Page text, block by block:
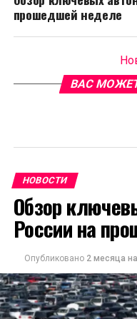
прошедшей неделе
ВАС
НОВОСТИ
Обзор
России на
Опубликовано 2 месяца